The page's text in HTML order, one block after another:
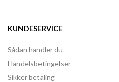
KUNDESERVICE
Sådan handler du
Handelsbetingelser
Sikker betaling